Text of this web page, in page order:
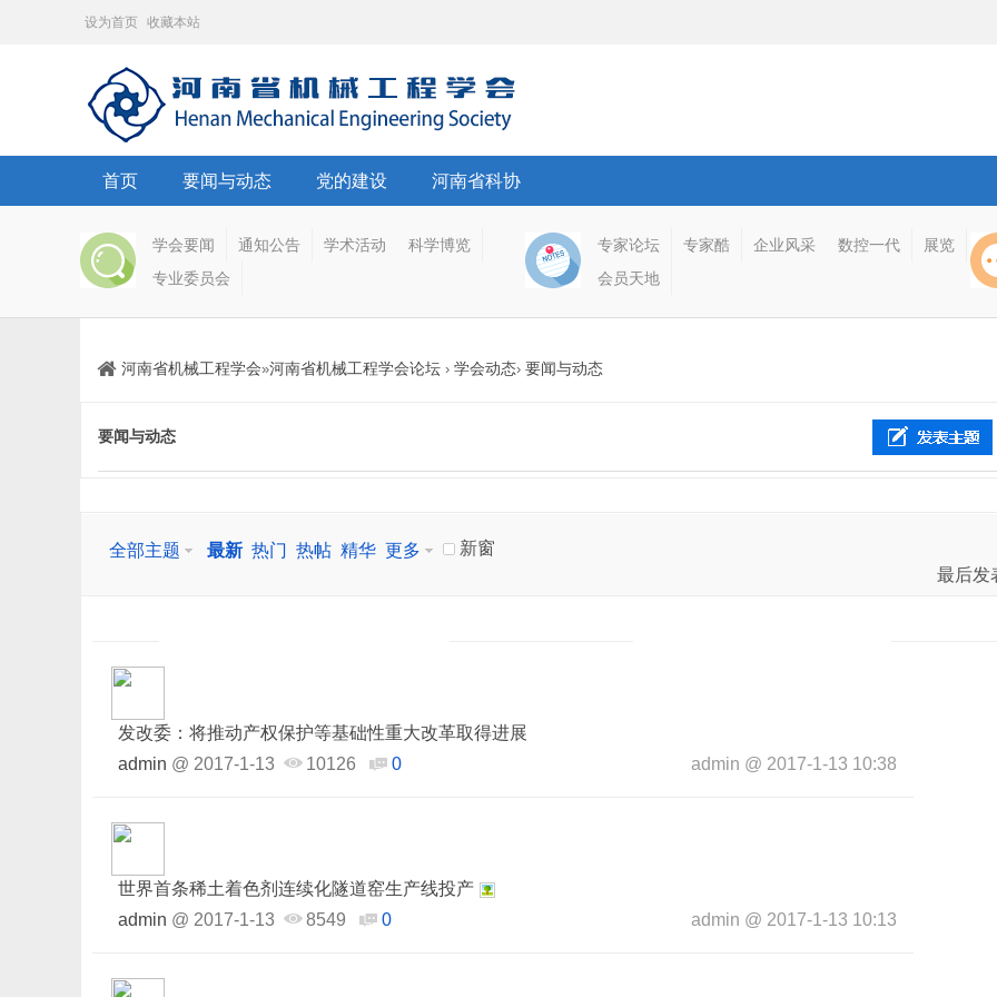
设为首页 收藏本站
首页 要闻与动态 党的建设 河南省科协
学会要闻 通知公告 学术活动
科学博览
专业委员会
专家论坛 专家酷 企业风采 数控一代
展览
会员天地
河南省机械工程学会»河南省机械工程学会论坛 › 学会动态› 要闻与动态
要闻与动态
新窗
全部主题 最新 热门 热帖 精华 更多
最后发
发改委：将推动产权保护等基础性重大改革取得进展
admin @ 2017-1-13 10126 0 admin @ 2017-1-13 10:38
世界首条稀土着色剂连续化隧道窑生产线投产
admin @ 2017-1-13 8549 0 admin @ 2017-1-13 10:13